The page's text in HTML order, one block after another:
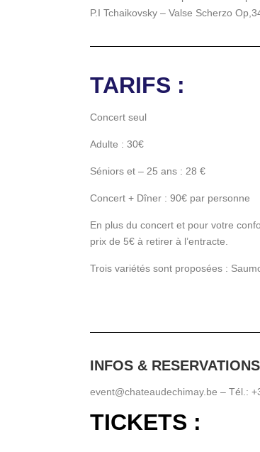
P.I Tchaikovsky – Valse Scherzo
TARIFS :
Concert seul
Adulte : 30€
Séniors et – 25 ans : 28 €
Concert + Dîner : 90€ par personne
En plus du concert et pour votre
prix de 5€ à retirer à l’entracte.
Trois variétés sont proposées :
INFOS &
event@chateaudechimay.be – Tél.:
TICKETS :